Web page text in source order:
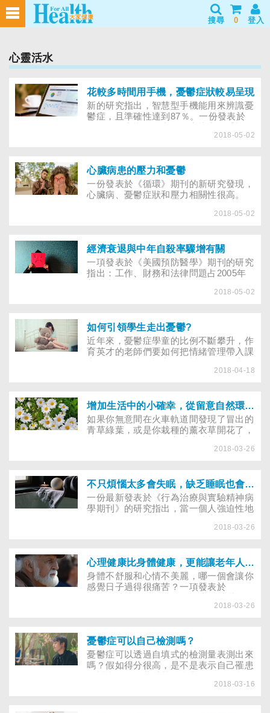
搜尋 0 登入
心靈活水
花較多時間用手機，憂鬱症狀較易呈現
新的研究指出，智慧型手機能用來辨識憂
鬱症，且準確性達到87％。一份發表於
終可協助個人監測憂鬱症風險，使健康照
2018-05-02
心臟病患的壓力和憂鬱
一份發表於《循環》期刊的新研究發現，
心臟病、憂鬱症狀和壓力相關性很高。
2018-05-02
經濟衰退與中年自殺率驟增有關
一項發表於《美國預防醫學》期刊的研究
指出：工作、財務和法律問題占2005年
升至37.5％。心理健康問題仍是中年人口
2018-05-02
如何引領學生走出憂鬱?
近年來，憂鬱症學童的比例不斷攀升，作
育英才的老師們要如何把情緒管理帶入課
並結合家庭及社區資源，引領學子遠離憂
會議廳坐滿一屋子各界教師，這群正放暑
假的老師們犧牲一天假期前來參與研討
會，研討內容與校園輔導憂鬱症個案工作
2018-04-18
增加生活中的小確幸，從留意自然環境開始！
如果你無意間在火車軌道間發現了冒出的
青草綠葉，或是你栽種的薰衣草開花了，
己的感受。一份發表於《正向心理學期
的幸福感。
2018-03-26
不只煩惱太多會失眠，缺乏睡眠也會導致負面思考
一份最新發表於《行為治療與實驗精神病
學期刊》的研究指出，當一個人強迫性地
覆出現負面思維，導致生活質量下降及精
2018-03-26
心理健康比身體健康，更能讓老年人產生幸福感
身體不舒服和心情不美麗，哪一個會讓你
感覺日子過得很痛苦？一項發表於
出，心理社會因素可能是造成晚年生活幸
2018-03-26
憂鬱症可以自己檢測嗎？
憂鬱症可以透過自填式的檢測量表測出來
嗎？假如得分很高，是不是表示自己罹患
作，在憂鬱症篩檢日透過大眾媒體及教育
2018-03-16